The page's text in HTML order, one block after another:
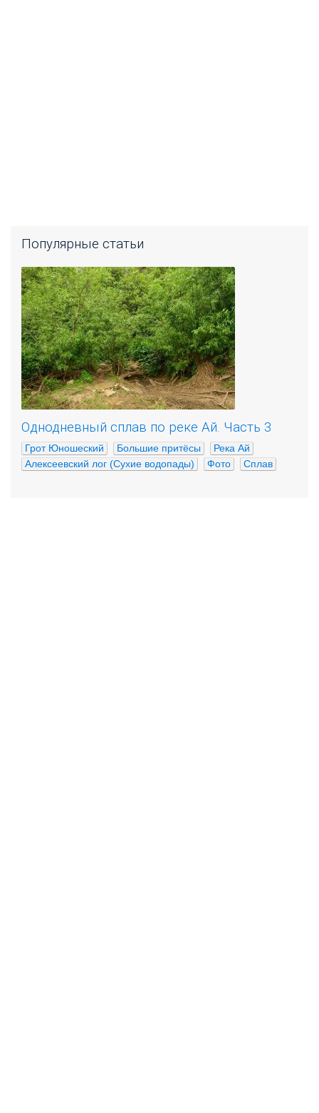
Популярные статьи
Однодневный сплав по реке Ай. Часть 3
Грот Юношеский Большие притёсы
Река Ай
Алексеевский лог (Сухие водопады)
Фото Сплав